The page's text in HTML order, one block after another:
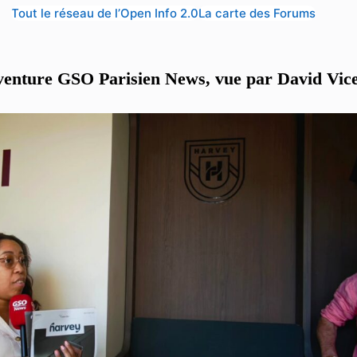
Tout le réseau de l’Open Info 2.0La carte des Forums
GSO Parisien News, vue par David